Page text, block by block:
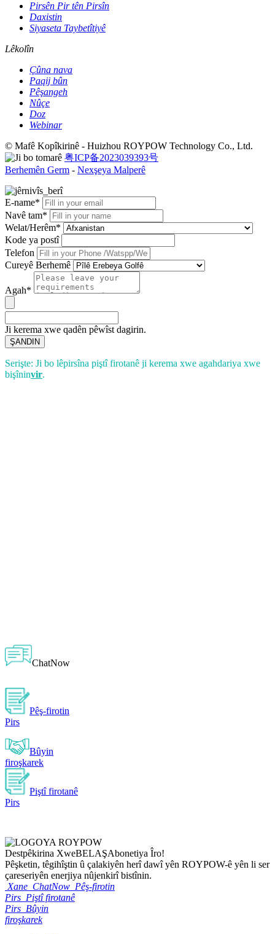
Pirsên Pir tên Pirsîn
Daxistin
Siyaseta Taybetîtiyê
Lêkolîn
Çûna nava
Paqij bûn
Pêşangeh
Nûçe
Doz
Webinar
© Mafê Kopîkirinê - Huizhou ROYPOW Technology Co., Ltd.
粤ICP备2023039393号
Berhemên Germ - Nexşeya Malperê
E-name*
Navê tam*
Welat/Herêm*
Kode ya postî
Telefon
Cureyê Berhemê
Agah*
Ji kerema xwe qadên pêwîst dagirin.
ŞANDIN
Serişte: Ji bo lêpirsîna piştî firotanê ji kerema xwe agahdariya xwe
bişîninvir.
ChatNow
Pêş-firotin
Pirs
Bûyin
firoşkarek
Piştî firotanê
Pirs
Destpêkirina XweBELAŞAbonetiya Îro!
Pêşketin, têgihîştin û çalakiyên herî dawî yên ROYPOW-ê yên li ser
çareseriyên enerjiya nûjenkirî bistînin.
Xane ChatNow Pêş-firotin
Pirs Piştî firotanê
Pirs Bûyin
firoşkarek